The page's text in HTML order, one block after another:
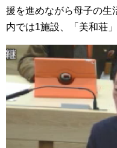
援を進めながら母子の生
内では1施設、「美和荘